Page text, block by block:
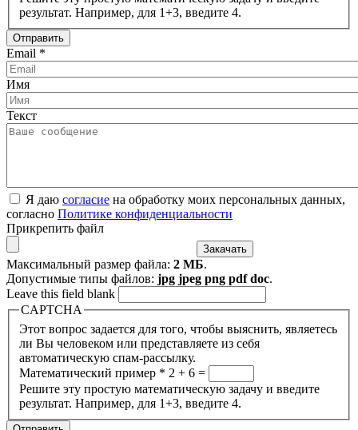
результат. Например, для 1+3, введите 4.
Email *
Имя
Текст
Я даю согласие на обработку моих персональных данных,
согласно Политике конфиденциальности
Прикрепить файл
Максимальный размер файла: 2 МБ.
Допустимые типы файлов: jpg jpeg png pdf doc.
Leave this field blank
CAPTCHA
Этот вопрос задается для того, чтобы выяснить, являетесь
ли Вы человеком или представляете из себя
автоматическую спам-рассылку.
Математический пример * 2 + 6 =
Решите эту простую математическую задачу и введите
результат. Например, для 1+3, введите 4.